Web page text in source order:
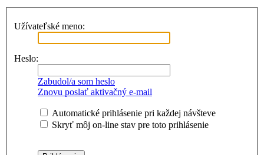
Užívateľské meno:
Heslo:
Zabudol/a som heslo
Znovu poslať aktivačný e-mail
Automatické prihlásenie pri každej návšteve
Skryť môj on-line stav pre toto prihlásenie